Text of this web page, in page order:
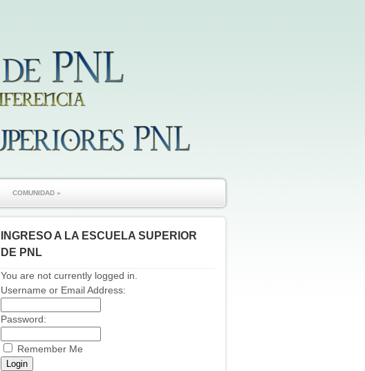
COMUNIDAD »
INGRESO A LA ESCUELA SUPERIOR
DE PNL
You are not currently logged in.
Username or Email Address:
Password:
Remember Me